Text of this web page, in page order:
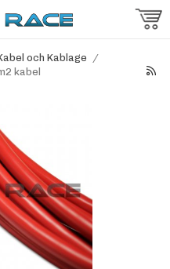
och Kablage /
kabel